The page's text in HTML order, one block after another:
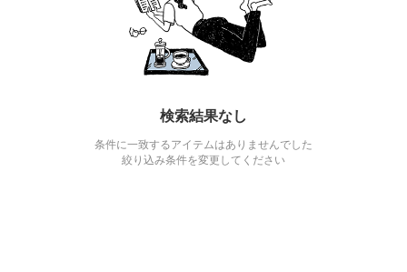
検索結果なし
条件に一致するアイテムはありませんでした
絞り込み条件を変更してください